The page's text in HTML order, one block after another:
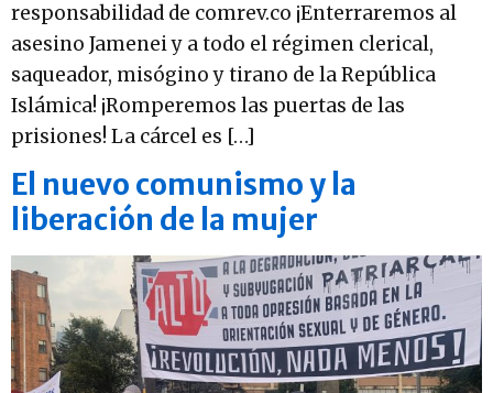
responsabilidad de comrev.co ¡Enterraremos al
asesino Jamenei y a todo el régimen clerical,
saqueador, misógino y tirano de la República
Islámica! ¡Romperemos las puertas de las
prisiones! La cárcel es […]
El nuevo comunismo y la
liberación de la mujer